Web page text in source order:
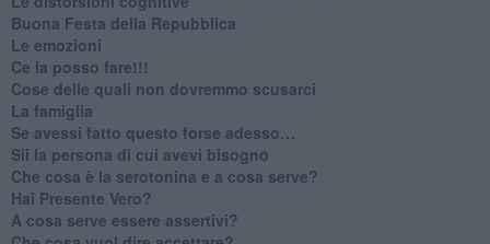
​Buona Festa della Repubblica
Le emozioni
​Ce la posso fare!!!
​Cose delle quali non dovremmo scusarci
​La famiglia
​Se avessi fatto questo forse adesso…
​Sii la persona di cui avevi bisogno
Che cosa è la serotonina e a cosa serve?
​Hai Presente Vero?
A cosa serve essere assertivi?